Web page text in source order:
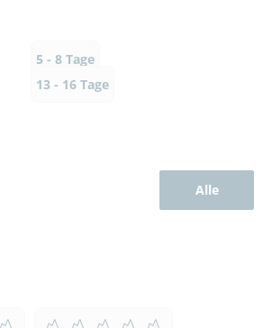
5 - 8 Tage
13 - 16 Tage
Alle